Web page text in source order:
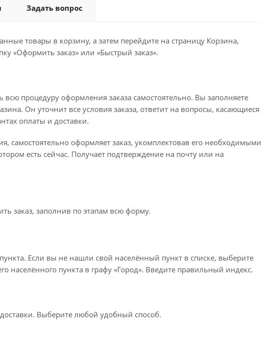
Задать вопрос
товары в корзину, а затем перейдите на страницу Корзина,
«Оформить заказ» или «Быстрый заказ».
процедуру оформления заказа самостоятельно. Вы заполняете
Он уточнит все условия заказа, ответит на вопросы, касающиеся
оплаты и доставки.
самостоятельно оформляет заказ, укомплектовав его необходимыми
есть сейчас. Получает подтверждение на почту или на
заказ, заполнив по этапам всю форму.
Если вы не нашли свой населённый пункт в списке, выберите
населённого пункта в графу «Город». Введите правильный индекс.
Выберите любой удобный способ.